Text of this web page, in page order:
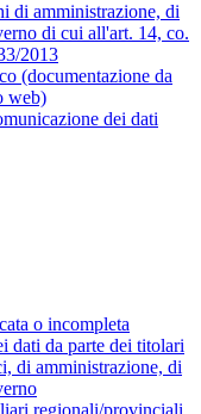
di amministrazione, di
di cui all'art. 14, co.
2013
(documentazione da
web)
dei dati
o incompleta
dati da parte dei titolari
di amministrazione, di